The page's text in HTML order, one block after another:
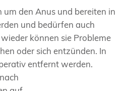
den Anus und bereiten in
und bedürfen auch
können sie Probleme
oder sich entzünden. In
entfernt werden.